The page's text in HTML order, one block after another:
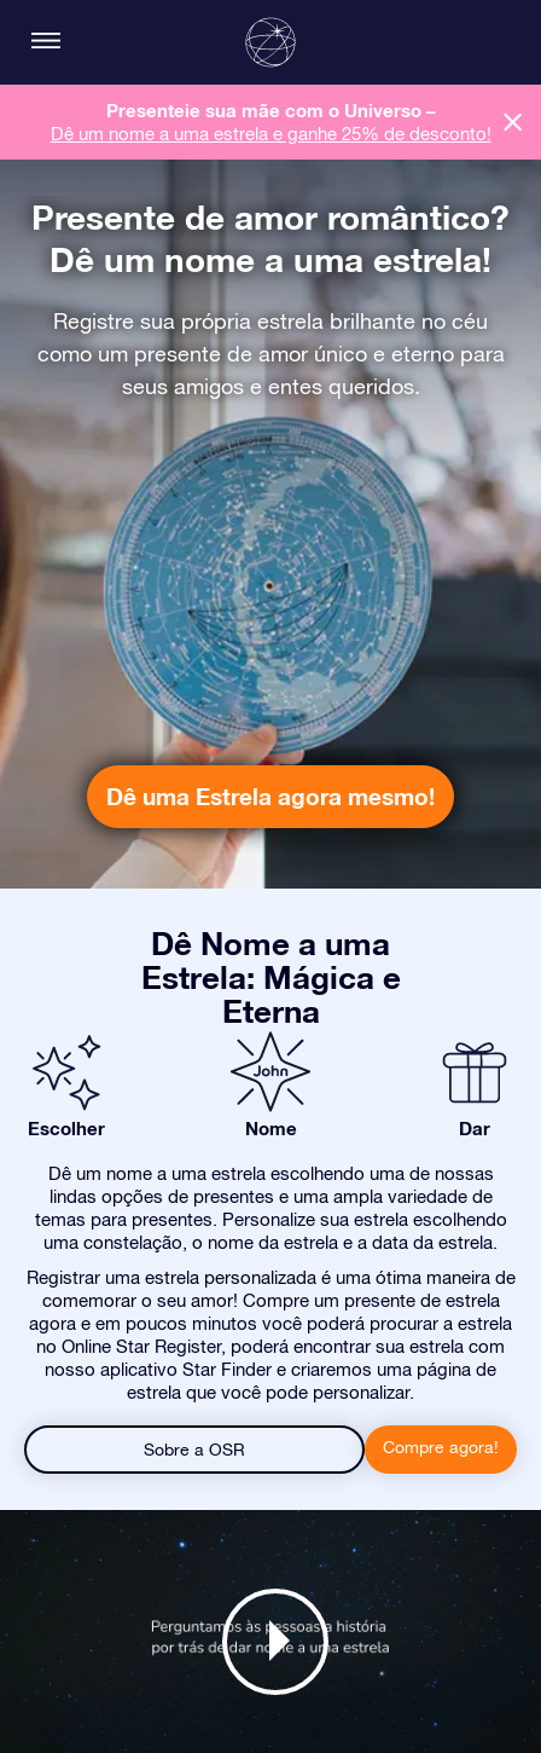
Presenteie sua mãe com o Universo –
Dê um nome a uma estrela e ganhe 25% de desconto!
Presente de amor romântico?
Dê um nome a uma estrela!
Registre sua própria estrela brilhante no céu
como um presente de amor único e eterno para
seus amigos e entes queridos.
Dê uma Estrela agora mesmo!
Dê Nome a uma
Estrela: Mágica e
Eterna
Escolher Nome Dar
Dê um nome a uma estrela escolhendo uma de nossas
lindas opções de presentes e uma ampla variedade de
temas para presentes. Personalize sua estrela escolhendo
uma constelação, o nome da estrela e a data da estrela.
Registrar uma estrela personalizada é uma ótima maneira de
comemorar o seu amor! Compre um presente de estrela
agora e em poucos minutos você poderá procurar a estrela
no Online Star Register, poderá encontrar sua estrela com
nosso aplicativo Star Finder e criaremos uma página de
estrela que você pode personalizar.
Sobre a OSR Compre agora!